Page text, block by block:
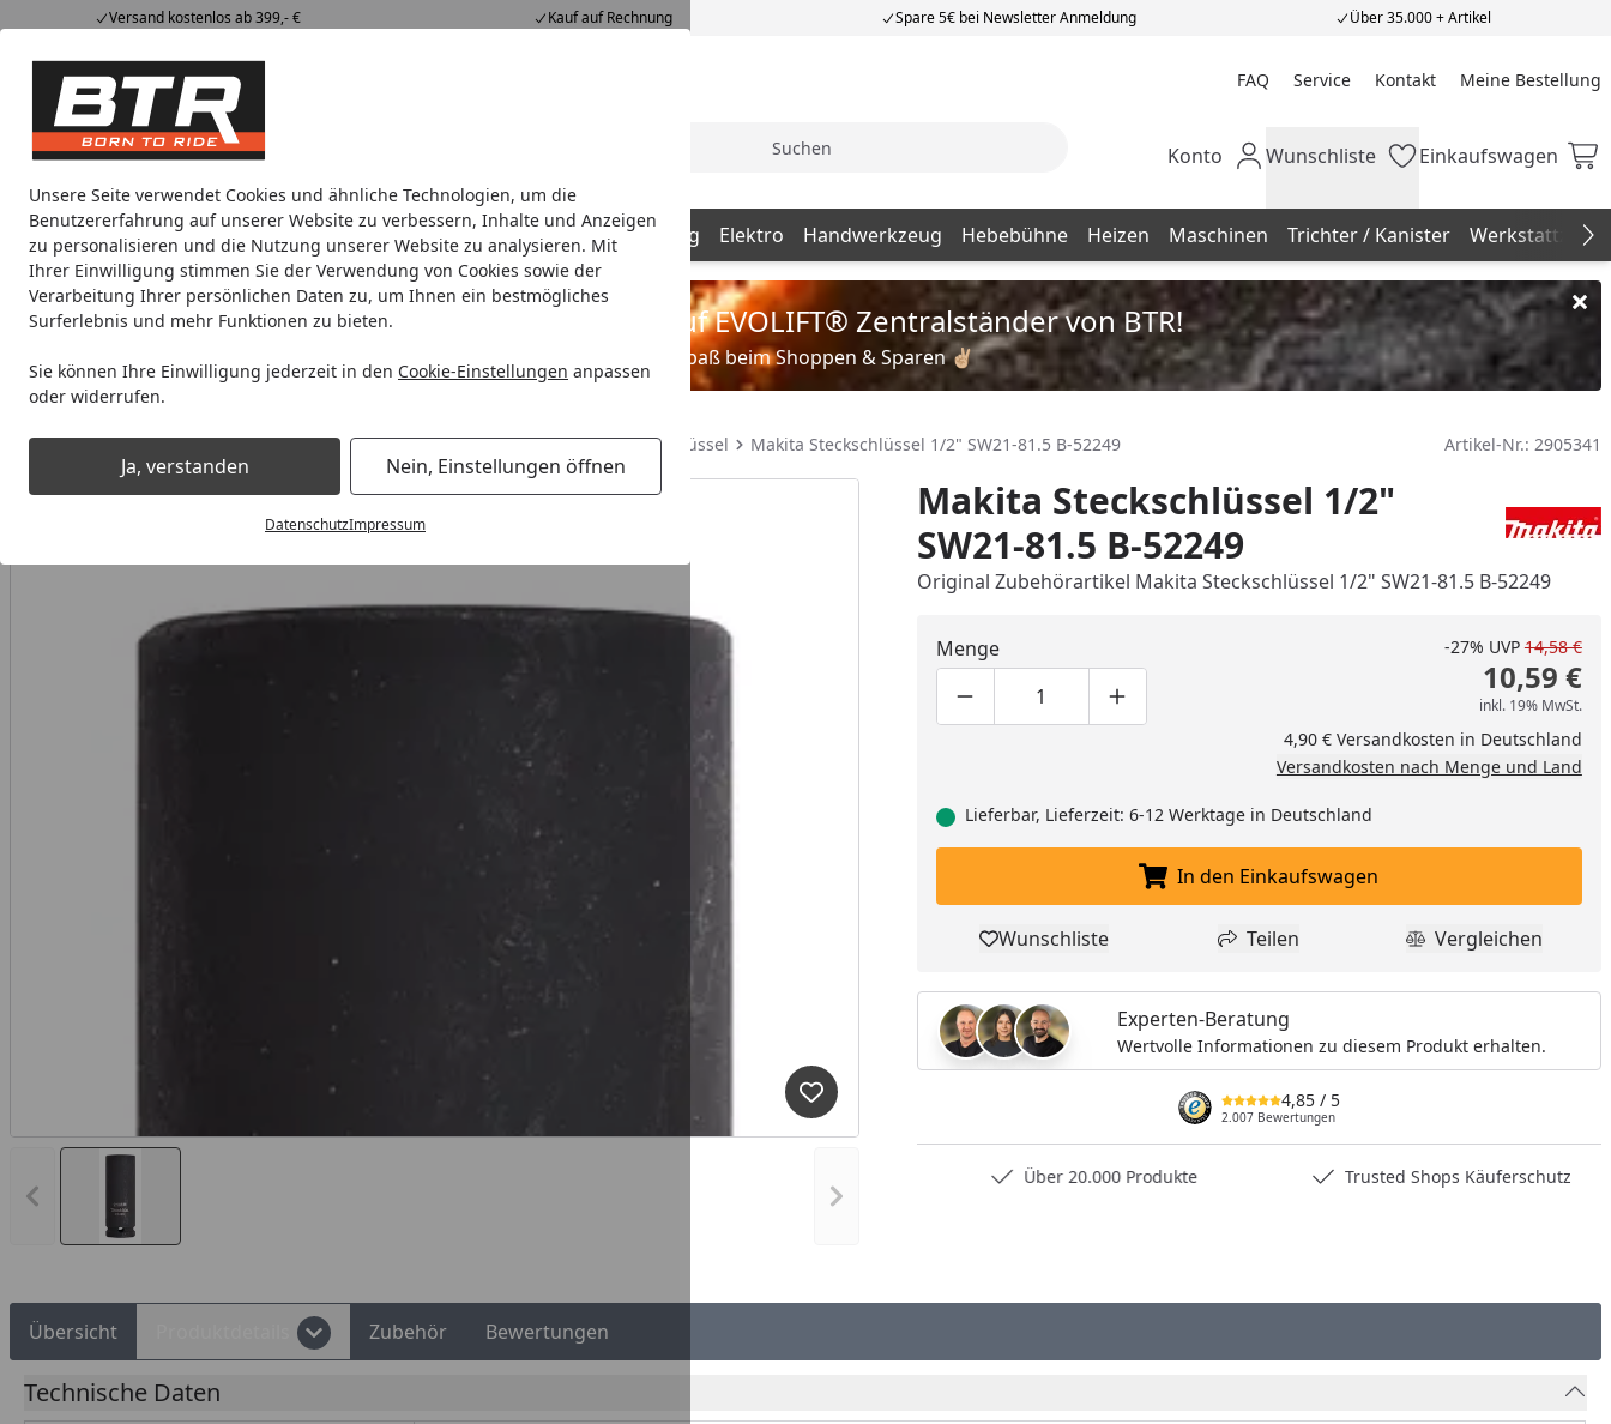
Unsere Seite verwendet Cookies und ähnliche Technologien, um die
Benutzererfahrung auf unserer Website zu verbessern, Inhalte und Anzeigen
zu personalisieren und die Nutzung unserer Website zu analysieren. Mit
Ihrer Einwilligung stimmen Sie der Verwendung von Cookies sowie der
Verarbeitung Ihrer persönlichen Daten zu, um Ihnen ein bestmögliches
Surferlebnis und mehr Funktionen zu bieten.
Sie können Ihre Einwilligung jederzeit in den Cookie-Einstellungen anpassen
oder widerrufen.
Ja, verstanden Nein, Einstellungen öffnen
DatenschutzImpressum
Versand kostenlos ab 399,- € Kauf auf Rechnung Spare 5€ bei Newsletter Anmeldung Über 35.000 + Artikel
Hotline07051 / 9 222 5959
Mi-Fr. 8-12 Uhr FAQ Service Kontakt Meine Bestellung
Meine Bestellung
Alle Produkte
Alle ProdukteMarken Mein Konto
Konto Wunschliste
Wunschliste Einkaufswagen
Einkaufswagen
Werkstatt Beleuchtung / Leuchtmittel Einlagerung / Aufbewahrung Elektro Handwerkzeug Hebebühne Heizen Maschinen Trichter / Kanister
Noch 1 Tag und 17 Stunden
Spare bis zu 35% auf EVOLIFT® Zentralständer von BTR!
Viel Spaß beim Shoppen & Sparen ✌🏼
Werkstatt Handwerkzeug Steckschlüssel & Schraubenschlüssel Steckschlüssel Makita Steckschlüssel 1/2" SW21-81.5 B-52249 Artikel-Nr.: 2905341
Vorheriges Bild anzeigen Nächstes Bild anzeigen
Produkt zur Wunschliste hinzufügen
Makita Steckschlüssel 1/2"
SW21-81.5 B-52249
Original Zubehörartikel Makita Steckschlüssel 1/2" SW21-81.5 B-52249
Menge
Produktmenge um eins verringern
Produktmenge manuell eingeben
Produktmenge um eins erhöhen
-27% UVP 14,58 €
10,59 €
inkl. 19% MwSt.
4,90 € Versandkosten in Deutschland
Versandkosten nach Menge und Land
Lieferbar, Lieferzeit: 6-12 Werktage in Deutschland
In den Einkaufswagen legen
In den Einkaufswagen
Produkt zur Wunschliste hinzufügen
Wunschliste Teilen
Teilen Produkt
Vergleichen
Experten-Beratung
Wertvolle Informationen zu diesem Produkt erhalten.
4,85 / 5
2.007 Bewertungen
Über 20.000 Produkte Trusted Shops Käuferschutz
Übersicht Zubehör Bewertungen
Technische Daten